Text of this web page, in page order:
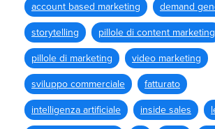
account based marketing demand
storytelling pillole di content marketing
pillole di marketing video marketing
sviluppo commerciale fatturato
intelligenza artificiale inside sales